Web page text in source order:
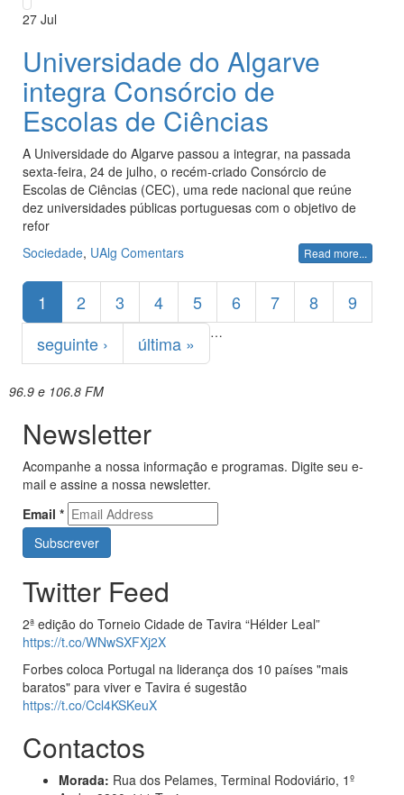
27 Jul
Universidade do Algarve
integra Consórcio de
Escolas de Ciências
A Universidade do Algarve passou a integrar, na passada
sexta-feira, 24 de julho, o recém-criado Consórcio de
Escolas de Ciências (CEC), uma rede nacional que reúne
dez universidades públicas portuguesas com o objetivo de
refor
Sociedade, UAlg Comentars Read more...
Páginas
1 2 3 4 5 6 7 8 9
…
seguinte › última »
96.9 e 106.8 FM
Newsletter
Acompanhe a nossa informação e programas. Digite seu e-
mail e assine a nossa newsletter.
Email *
Twitter Feed
2ª edição do Torneio Cidade de Tavira “Hélder Leal”
https://t.co/WNwSXFXj2X
Forbes coloca Portugal na liderança dos 10 países "mais
baratos" para viver e Tavira é sugestão
https://t.co/Ccl4KSKeuX
Contactos
Morada: Rua dos Pelames, Terminal Rodoviário, 1º